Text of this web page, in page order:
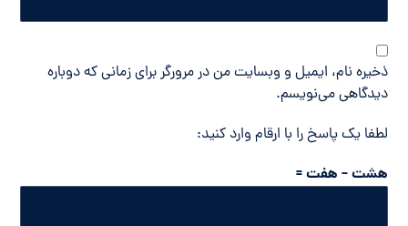
ذخیره نام، ایمیل و وبسایت من در مرورگر برای زمانی که دوباره
دیدگاهی می‌نویسم.
لطفا یک پاسخ را با ارقام وارد کنید:
هشت − هفت =